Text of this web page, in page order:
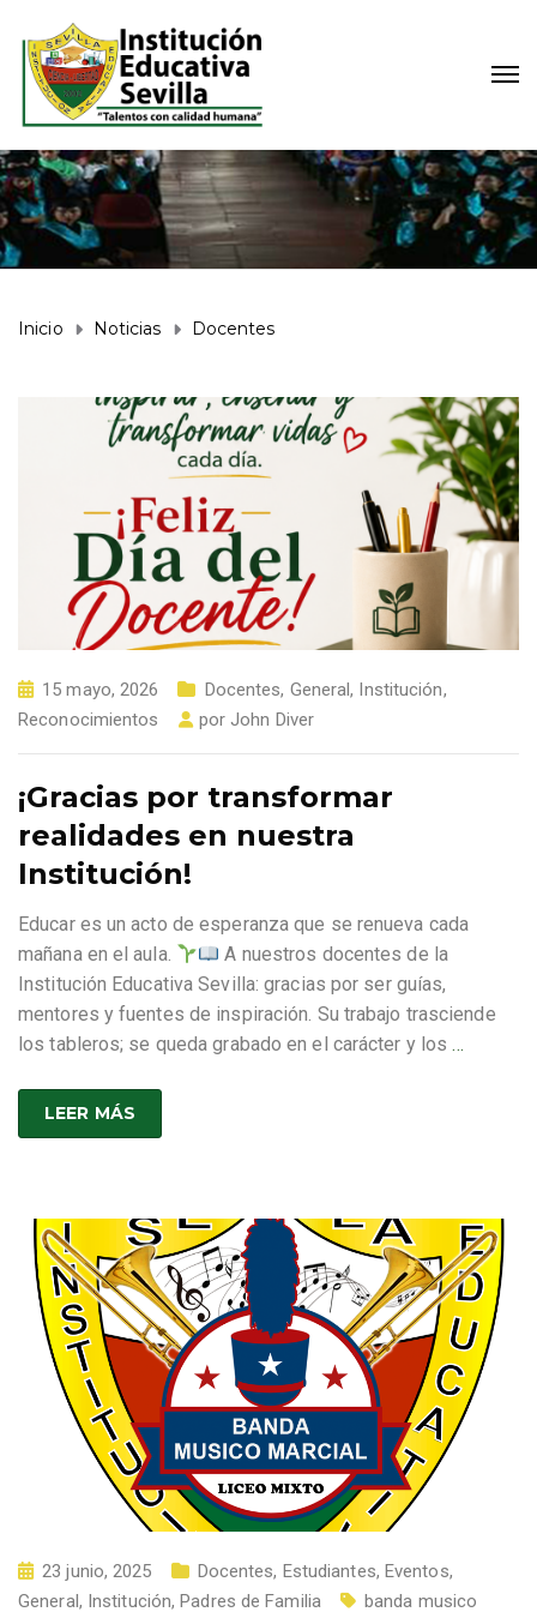
Inicio Noticias Docentes
15 mayo, 2026 Docentes, General, Institución,
Reconocimientos
porJohn Diver
¡Gracias por transformar
realidades en nuestra
Institución!
Educar es un acto de esperanza que se renueva cada
mañana en el aula.
A nuestros docentes de la
Institución Educativa Sevilla: gracias por ser guías,
mentores y fuentes de inspiración. Su trabajo trasciende
los tableros; se queda grabado en el carácter y los…
LEER MÁS
23 junio, 2025 Docentes, Estudiantes, Eventos,
General, Institución, Padres de Familia
banda musico